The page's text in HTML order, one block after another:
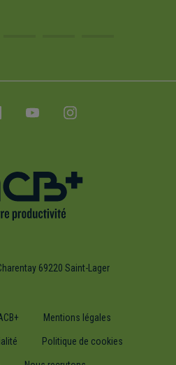
69220 Saint-Lager
Mentions légales
Politique de cookies